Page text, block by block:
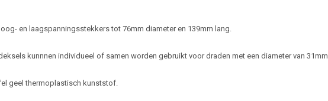
en laagspanningsstekkers tot 76mm diameter en 139mm lang.
kunnnen individueel of samen worden gebruikt voor draden met een diameter van 31mm.
geel thermoplastisch kunststof.